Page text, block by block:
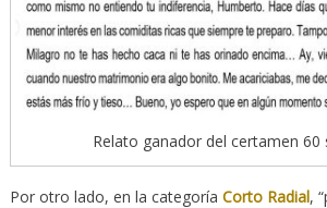
Relato ganador del certamen 60
Por otro lado, en la categoría Corto Radial,